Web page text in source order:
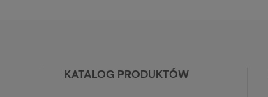
KATALOG PRODUKTÓW